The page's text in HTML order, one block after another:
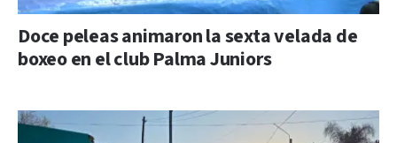
Doce peleas animaron la sexta velada de
boxeo en el club Palma Juniors